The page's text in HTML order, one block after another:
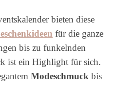
bieten diese
für die ganze
bis zu funkelnden
ist ein Highlight für sich.
Modeschmuck bis